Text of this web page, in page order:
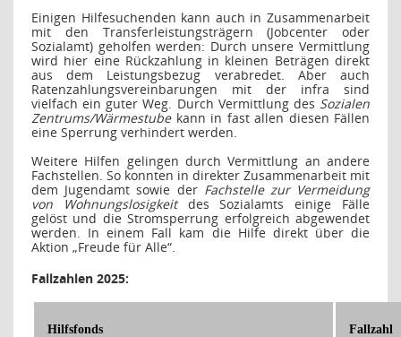
Einigen Hilfesuchenden kann auch in Zusammenarbeit
mit den Transferleistungsträgern (Jobcenter oder
Sozialamt) geholfen werden: Durch unsere Vermittlung
wird hier eine Rückzahlung in kleinen Beträgen direkt
aus dem Leistungsbezug verabredet. Aber auch
Ratenzahlungsvereinbarungen mit der infra sind
vielfach ein guter Weg. Durch Vermittlung des Sozialen
Zentrums/Wärmestubekann in fast allen diesen Fällen
eine Sperrung verhindert werden.
Weitere Hilfen gelingen durch Vermittlung an andere
Fachstellen. So konnten in direkter Zusammenarbeit mit
dem Jugendamt sowie der Fachstelle zur Vermeidung
von Wohnungslosigkeitdes Sozialamts einige Fälle
gelöst und die Stromsperrung erfolgreich abgewendet
werden. In einem Fall kam die Hilfe direkt über die
Aktion „Freude für Alle“.
Fallzahlen 2025:
Hilfsfonds Fallzahl